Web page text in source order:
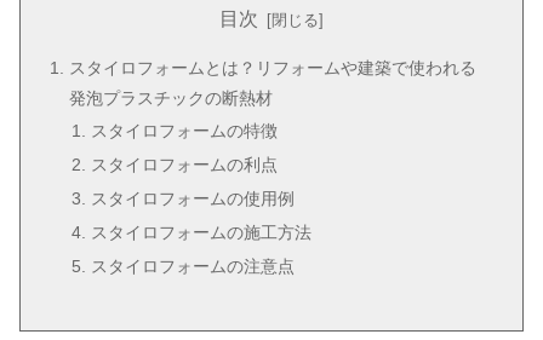
目次
スタイロフォームとは？リフォームや建築で使われる
発泡プラスチックの断熱材
スタイロフォームの特徴
スタイロフォームの利点
スタイロフォームの使用例
スタイロフォームの施工方法
スタイロフォームの注意点